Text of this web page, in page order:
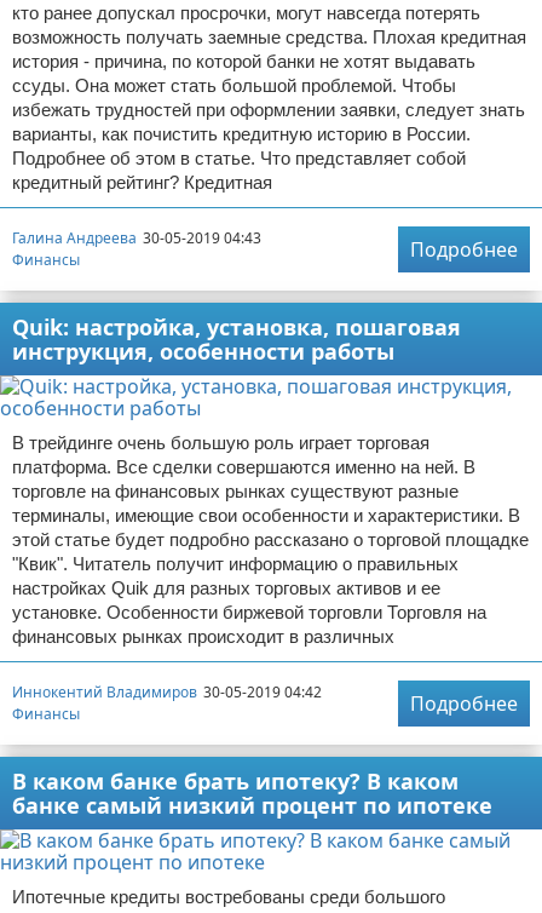
кто ранее допускал просрочки, могут навсегда потерять
возможность получать заемные средства. Плохая кредитная
история - причина, по которой банки не хотят выдавать
ссуды. Она может стать большой проблемой. Чтобы
избежать трудностей при оформлении заявки, следует знать
варианты, как почистить кредитную историю в России.
Подробнее об этом в статье. Что представляет собой
кредитный рейтинг? Кредитная
Галина Андреева 30-05-2019 04:43
Финансы
Подробнее
Quik: настройка, установка, пошаговая
инструкция, особенности работы
В трейдинге очень большую роль играет торговая
платформа. Все сделки совершаются именно на ней. В
торговле на финансовых рынках существуют разные
терминалы, имеющие свои особенности и характеристики. В
этой статье будет подробно рассказано о торговой площадке
"Квик". Читатель получит информацию о правильных
настройках Quik для разных торговых активов и ее
установке. Особенности биржевой торговли Торговля на
финансовых рынках происходит в различных
Иннокентий Владимиров 30-05-2019 04:42
Финансы
Подробнее
В каком банке брать ипотеку? В каком
банке самый низкий процент по ипотеке
Ипотечные кредиты востребованы среди большого